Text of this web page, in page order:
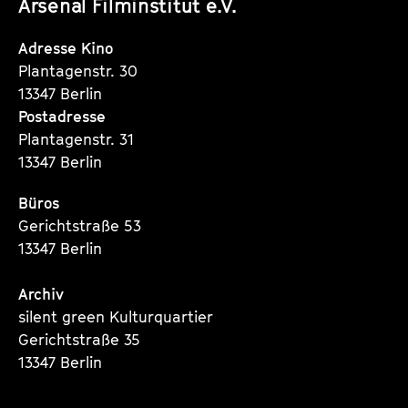
Arsenal Filminstitut e.V.
Instagram
Seite
Instagram
Seite
Instagram
Adresse Kino
Plantagenstr. 30
13347 Berlin
Postadresse
Plantagenstr. 31
13347 Berlin
Büros
Gerichtstraße 53
13347 Berlin
Archiv
silent green Kulturquartier
Gerichtstraße 35
13347 Berlin